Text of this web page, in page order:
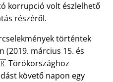
korrupció volt észlelhető
részéről.
történtek
(2019. március 15. és
Törökországhoz
követő napon egy